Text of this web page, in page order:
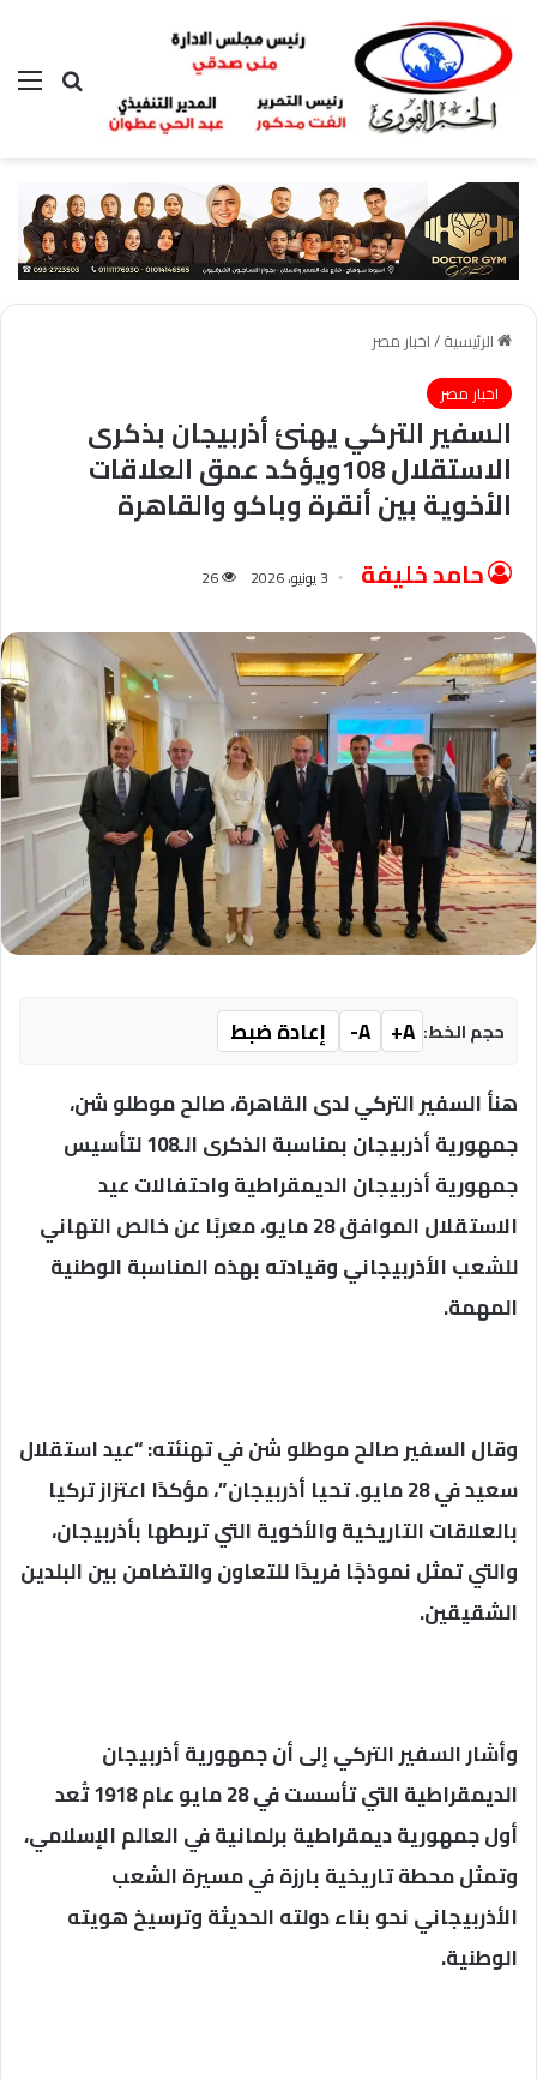
بحث عن
الرئيسية/اخبار مصر
اخبار مصر
السفير التركي يهنئ أذربيجان بذكرى
الاستقلال 108ويؤكد عمق العلاقات
الأخوية بين أنقرة وباكو والقاهرة
حامد خليفة 3 يونيو، 2026 26
حجم الخط: A+
A-
إعادة ضبط
هنأ السفير التركي لدى القاهرة، صالح موطلو شن،
جمهورية أذربيجان بمناسبة الذكرى الـ108 لتأسيس
جمهورية أذربيجان الديمقراطية واحتفالات عيد
الاستقلال الموافق 28 مايو، معربًا عن خالص التهاني
للشعب الأذربيجاني وقيادته بهذه المناسبة الوطنية
المهمة.
وقال السفير صالح موطلو شن في تهنئته: “عيد استقلال
سعيد في 28 مايو. تحيا أذربيجان”، مؤكدًا اعتزاز تركيا
بالعلاقات التاريخية والأخوية التي تربطها بأذربيجان،
والتي تمثل نموذجًا فريدًا للتعاون والتضامن بين البلدين
الشقيقين.
وأشار السفير التركي إلى أن جمهورية أذربيجان
الديمقراطية التي تأسست في 28 مايو عام 1918 تُعد
أول جمهورية ديمقراطية برلمانية في العالم الإسلامي،
وتمثل محطة تاريخية بارزة في مسيرة الشعب
الأذربيجاني نحو بناء دولته الحديثة وترسيخ هويته
الوطنية.